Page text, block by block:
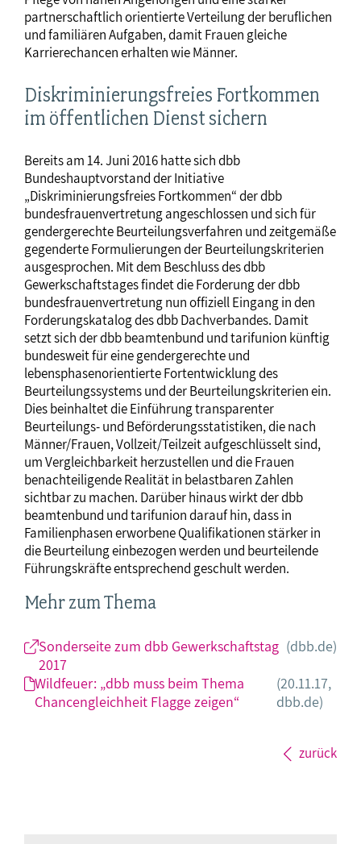
partnerschaftlich orientierte Verteilung der beruflichen
und familiären Aufgaben, damit Frauen gleiche
Karrierechancen erhalten wie Männer.
Diskriminierungsfreies Fortkommen
im öffentlichen Dienst sichern
Bereits am 14. Juni 2016 hatte sich dbb
Bundeshauptvorstand der Initiative
„Diskriminierungsfreies Fortkommen“ der dbb
bundesfrauenvertretung angeschlossen und sich für
gendergerechte Beurteilungsverfahren und zeitgemäße
gegenderte Formulierungen der Beurteilungskriterien
ausgesprochen. Mit dem Beschluss des dbb
Gewerkschaftstages findet die Forderung der dbb
bundesfrauenvertretung nun offiziell Eingang in den
Forderungskatalog des dbb Dachverbandes. Damit
setzt sich der dbb beamtenbund und tarifunion künftig
bundesweit für eine gendergerechte und
lebensphasenorientierte Fortentwicklung des
Beurteilungssystems und der Beurteilungskriterien ein.
Dies beinhaltet die Einführung transparenter
Beurteilungs- und Beförderungsstatistiken, die nach
Männer/Frauen, Vollzeit/Teilzeit aufgeschlüsselt sind,
um Vergleichbarkeit herzustellen und die Frauen
benachteiligende Realität in belastbaren Zahlen
sichtbar zu machen. Darüber hinaus wirkt der dbb
beamtenbund und tarifunion darauf hin, dass in
Familienphasen erworbene Qualifikationen stärker in
die Beurteilung einbezogen werden und beurteilende
Führungskräfte entsprechend geschult werden.
Mehr zum Thema
Sonderseite zum dbb Gewerkschaftstag
2017
(dbb.de)
Wildfeuer: „dbb muss beim Thema
Chancengleichheit Flagge zeigen“
(20.11.17,
dbb.de)
zurück